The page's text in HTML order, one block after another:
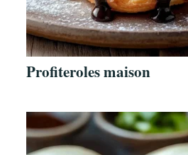
Profiteroles maison